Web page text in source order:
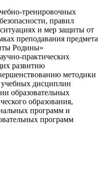
тренировочных
правил
и мер защиты от
преподавания предмета
Родины»
практических
развитию
методики
дисциплин
образовательных
образования,
программ и
программ